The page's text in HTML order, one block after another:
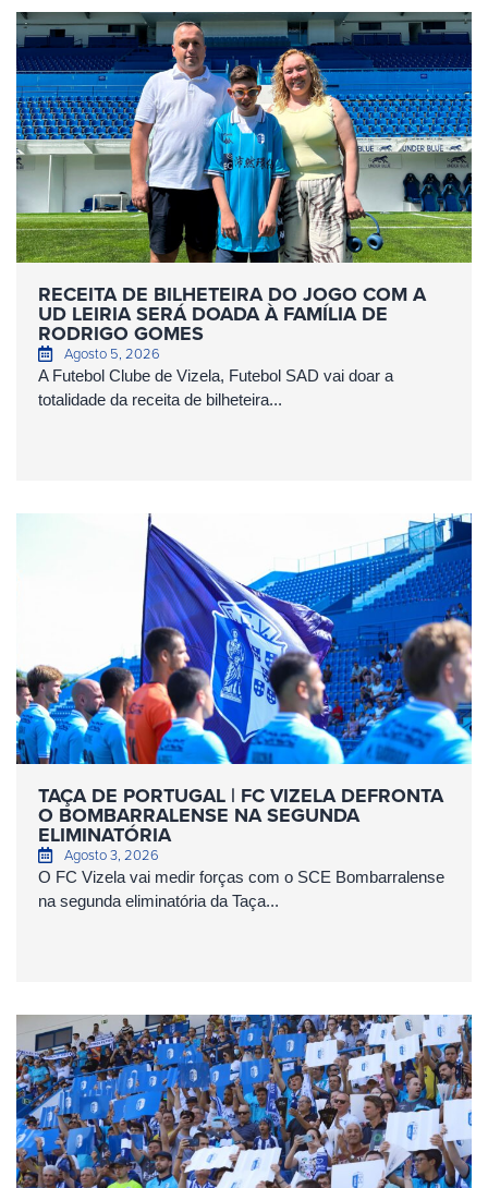
RECEITA DE BILHETEIRA DO JOGO COM A
UD LEIRIA SERÁ DOADA À FAMÍLIA DE
RODRIGO GOMES
Agosto 5, 2026
A Futebol Clube de Vizela, Futebol SAD vai doar a
totalidade da receita de bilheteira...
TAÇA DE PORTUGAL | FC VIZELA DEFRONTA
O BOMBARRALENSE NA SEGUNDA
ELIMINATÓRIA
Agosto 3, 2026
O FC Vizela vai medir forças com o SCE Bombarralense
na segunda eliminatória da Taça...